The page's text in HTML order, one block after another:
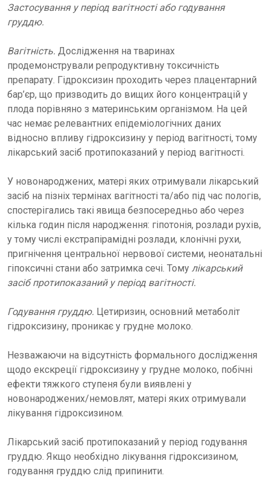
Застосування у період вагітності або годування
груддю.
Вагітність. Дослідження на тваринах
продемонстрували репродуктивну токсичність
препарату. Гідроксизин проходить через плацентарний
бар’єр, що призводить до вищих його концентрацій у
плода порівняно з материнським організмом. На цей
час немає релевантних епідеміологічних даних
відносно впливу гідроксизину у період вагітності, тому
лікарський засіб протипоказаний у період вагітності.
У новонароджених, матері яких отримували лікарський
засіб на пізніх термінах вагітності та/або під час пологів,
спостерігались такі явища безпосередньо або через
кілька годин після народження: гіпотонія, розлади рухів,
у тому числі екстрапірамідні розлади, клонічні рухи,
пригнічення центральної нервової системи, неонатальні
гіпоксичні стани або затримка сечі. Тому лікарський
засіб протипоказаний у період вагітності.
Годування груддю. Цетиризин, основний метаболіт
гідроксизину, проникає у грудне молоко.
Незважаючи на відсутність формального дослідження
щодо екскреції гідроксизину у грудне молоко, побічні
ефекти тяжкого ступеня були виявлені у
новонароджених/немовлят, матері яких отримували
лікування гідроксизином.
Лікарський засіб протипоказаний у період годування
груддю. Якщо необхідно лікування гідроксизином,
годування груддю слід припинити.